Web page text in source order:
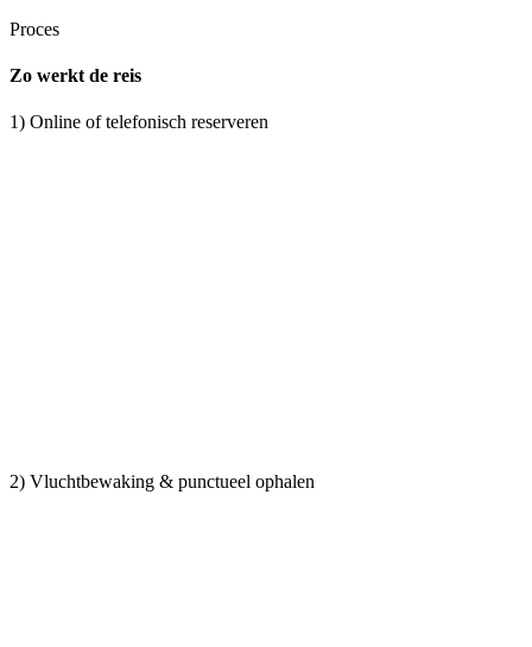
Proces
Zo werkt de reis
1) Online of telefonisch reserveren
2) Vluchtbewaking & punctueel ophalen